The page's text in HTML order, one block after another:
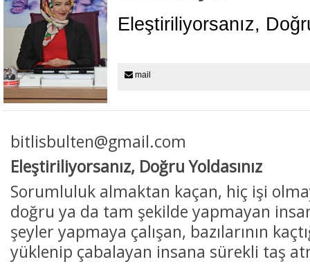
Eleştiriliyorsanız,
mail
bitlisbulten@gmail.com
Eleştiriliyorsanız, Doğru Yoldasınız
Sorumluluk almaktan kaçan, hiç işi
doğru ya da tam şekilde yapmayan
şeyler yapmaya çalışan, bazılarının
yüklenip çabalayan insana sürekli taş